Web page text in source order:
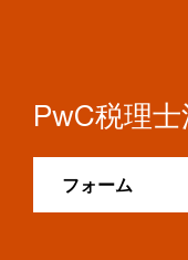
PwC税理
フォーム